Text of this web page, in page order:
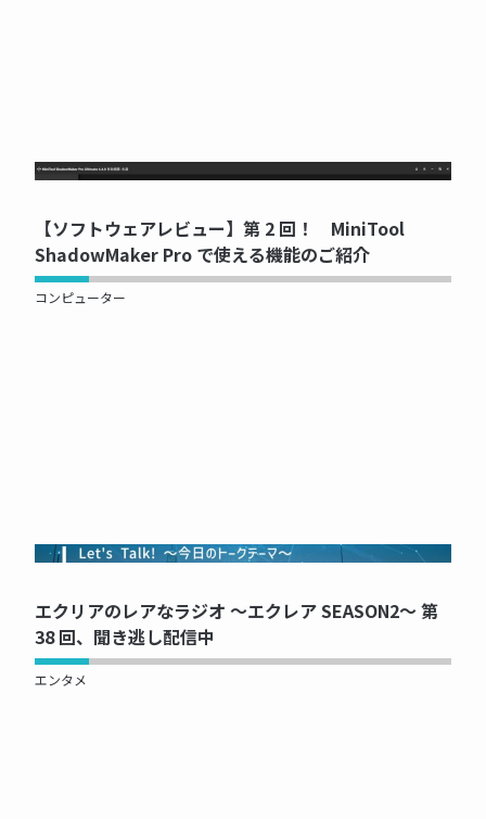
【ソフトウェアレビュー】第 2 回！ MiniTool
ShadowMaker Pro で使える機能のご紹介
コンピューター
NOW PRINTING...
エクリアのレアなラジオ ～エクレア SEASON2～ 第
38 回、聞き逃し配信中
エンタメ